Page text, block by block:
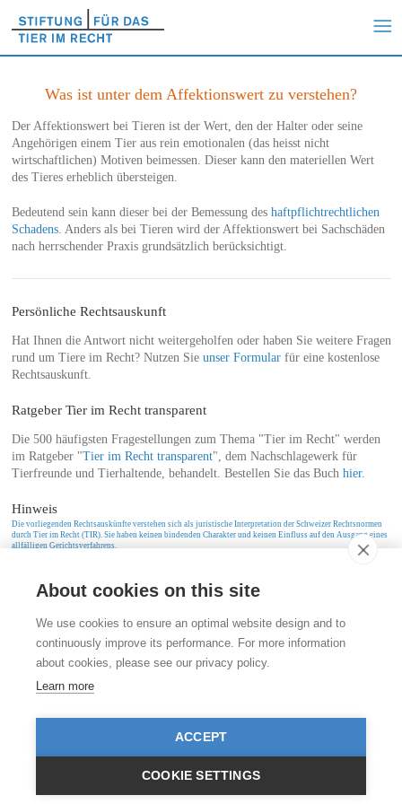
Was ist unter dem Affektionswert zu verstehen?
Der Affektionswert bei Tieren ist der Wert, den der Halter oder seine
Angehörigen einem Tier aus rein emotionalen (das heisst nicht
wirtschaftlichen) Motiven beimessen. Dieser kann den materiellen Wert
des Tieres erheblich übersteigen.
Bedeutend sein kann dieser bei der Bemessung des haftpflichtrechtlichen
Schadens. Anders als bei Tieren wird der Affektionswert bei Sachschäden
nach herrschender Praxis grundsätzlich berücksichtigt.
Persönliche Rechtsauskunft
Hat Ihnen die Antwort nicht weitergeholfen oder haben Sie weitere Fragen
rund um Tiere im Recht? Nutzen Sie unser Formularfür eine kostenlose
Rechtsauskunft.
Ratgeber Tier im Recht transparent
Die 500 häufigsten Fragestellungen zum Thema "Tier im Recht" werden
im Ratgeber "Tier im Recht transparent", dem Nachschlagewerk für
Tierfreunde und Tierhaltende, behandelt. Bestellen Sie das Buch hier.
Hinweis
Die vorliegenden Rechtsauskünfte verstehen sich als juristische Interpretation der Schweizer Rechtsnormen
durch Tier im Recht (TIR). Sie haben keinen bindenden Charakter und keinen Einfluss auf den Ausgang eines
allfälligen Gerichtsverfahrens.
Stiftung für das Tier im Recht (TIR)
Rigistrasse 9
CH - 8006 Zürich
info@tierimrecht.org
Ihre Spende kann von den Steuern abgezogen werden.
IBAN: CH17 0900 0000 8770 0700 7, PostFinance CHF
© TIR / Impressum und Datenschutz
About cookies on this site
We use cookies to ensure an optimal website design and to
continuously improve its performance. For more information
about cookies, please see our privacy policy.
Learn more
ACCEPT
COOKIE SETTINGS